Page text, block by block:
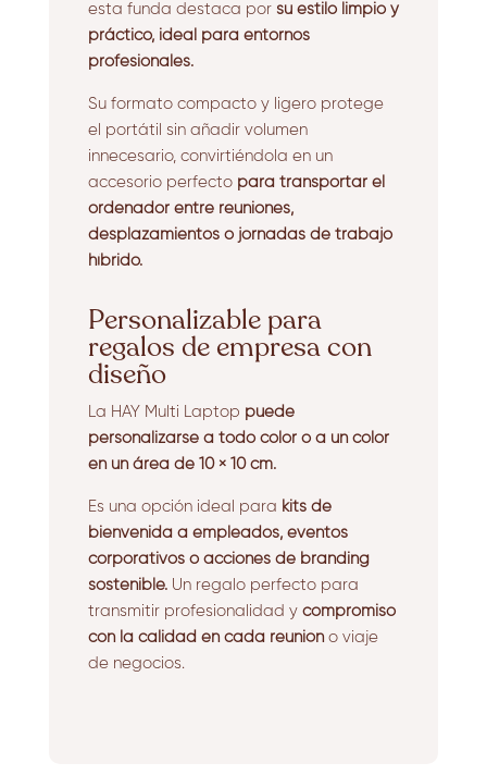
esta funda destaca por su estilo limpio y
práctico, ideal para entornos
profesionales.
Su formato compacto y ligero protege
el portátil sin añadir volumen
innecesario, convirtiéndola en un
accesorio perfecto para transportar el
ordenador entre reuniones,
desplazamientos o jornadas de trabajo
híbrido.
Personalizable para
regalos de empresa con
diseño
La HAY Multi Laptop puede
personalizarse a todo color o a un color
en un área de 10 × 10 cm.
Es una opción ideal para kits de
bienvenida a empleados, eventos
corporativos o acciones de branding
sostenible. Un regalo perfecto para
transmitir profesionalidad y compromiso
con la calidad en cada reunióno viaje
de negocios.